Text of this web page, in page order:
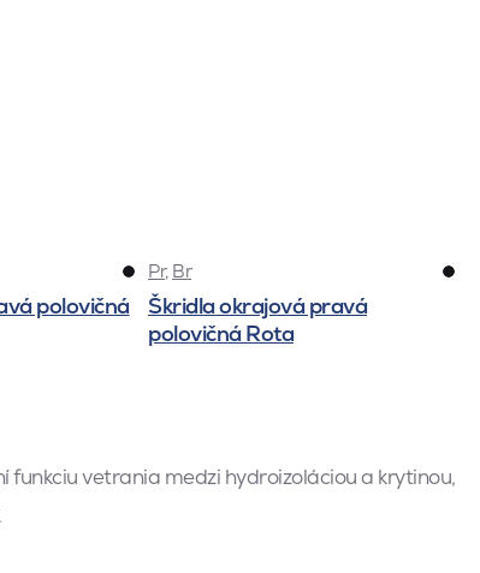
polovičná
Pr, Br
Škridla okrajová pravá
polovičná Rota
vetrania medzi hydroizoláciou a krytinou,